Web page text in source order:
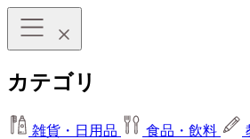
カテゴリ
雑貨・日用品 食品・飲料